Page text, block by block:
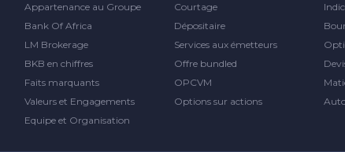
Appartenance au Groupe
Bank Of Africa
LM Brokerage
BKB en chiffres
Faits marquants
Valeurs et Engagements
Equipe et Organisation
Courtage
Dépositaire
Services aux émetteurs
Offre bundled
OPCVM
Options sur actions